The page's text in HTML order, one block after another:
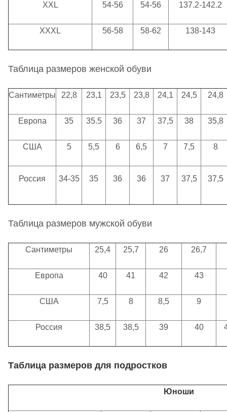
XXL 54-56 54-56 137.2-142.2
XXXL 56-58 58-62 138-143
Таблица размеров женской обуви
Сантиметры 22,8 23,1 23,5 23,8 24,1 24,5 24,8
Европа 35 35.5 36 37 37,5 38 35,8
США 5 5,5 6 6,5 7 7,5 8
Россия 34-35 35 36 36 37 37,5 37,5
Таблица размеров мужской обуви
Сантиметры 25,4 25,7 26 26,7
Европа 40 41 42 43
США 7,5 8 8,5 9
Россия 38,5 38,5 39 40
Таблица размеров для подростков
Юноши